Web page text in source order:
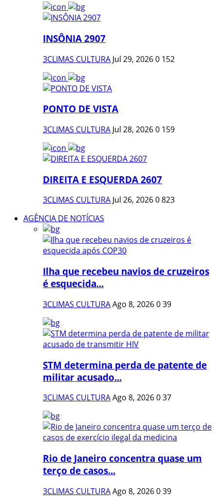
INSÔNIA 2907
3CLIMAS CULTURA Jul 29, 20260 152
PONTO DE VISTA
3CLIMAS CULTURA Jul 28, 20260 159
DIREITA E ESQUERDA 2607
3CLIMAS CULTURA Jul 26, 20260823
AGÊNCIA DE NOTÍCIAS
Ilha que recebeu navios de cruzeiros
é esquecida...
3CLIMAS CULTURAAgo 8, 2026039
STM determina perda de patente de
militar acusado...
3CLIMAS CULTURAAgo 8, 2026037
Rio de Janeiro concentra quase um
terço de casos...
3CLIMAS CULTURAAgo 8, 2026039